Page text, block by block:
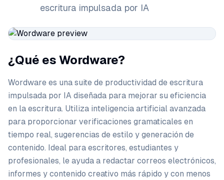
escritura impulsada por IA
¿Qué es Wordware?
Wordware es una suite de productividad de escritura
impulsada por IA diseñada para mejorar su eficiencia
en la escritura. Utiliza inteligencia artificial avanzada
para proporcionar verificaciones gramaticales en
tiempo real, sugerencias de estilo y generación de
contenido. Ideal para escritores, estudiantes y
profesionales, le ayuda a redactar correos electrónicos,
informes y contenido creativo más rápido y con menos